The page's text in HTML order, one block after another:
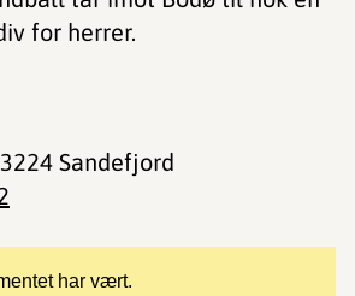
for herrer.
har vært.
Sandefjord